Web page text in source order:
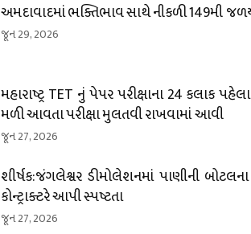
અમદાવાદમાં ભક્તિભાવ સાથે નીકળી 149મી
જૂન 29, 2026
મહારાષ્ટ્ર TET નું પેપર પરીક્ષાના 24 કલાક
મળી આવતા પરીક્ષા મુલતવી રાખવામાં આવી
જૂન 27, 2026
શીર્ષક:જંગલેશ્વર ડીમોલેશનમાં પાણીની
કોન્ટ્રાક્ટરે આપી સ્પષ્ટતા
જૂન 27, 2026